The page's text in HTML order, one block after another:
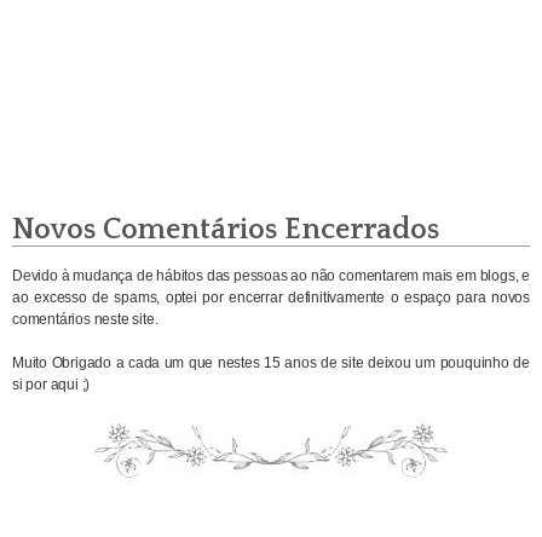
Novos Comentários Encerrados
Devido à mudança de hábitos das pessoas ao não comentarem mais em blogs, e
ao excesso de spams, optei por encerrar definitivamente o espaço para novos
comentários neste site.
Muito Obrigado a cada um que nestes 15 anos de site deixou um pouquinho de
si por aqui ;)